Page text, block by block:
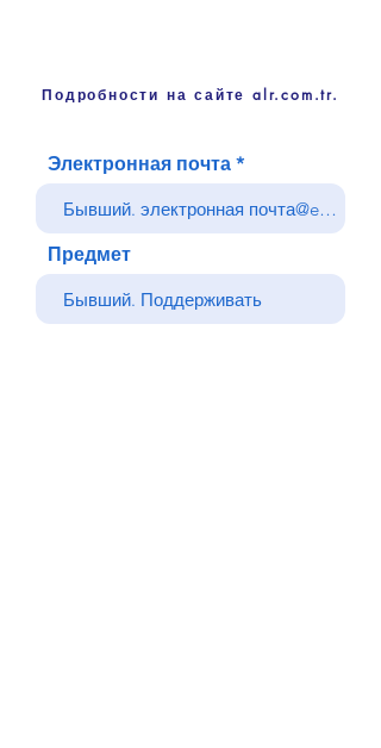
Подробности на сайте alr.com.tr.
Электронная почта
Предмет